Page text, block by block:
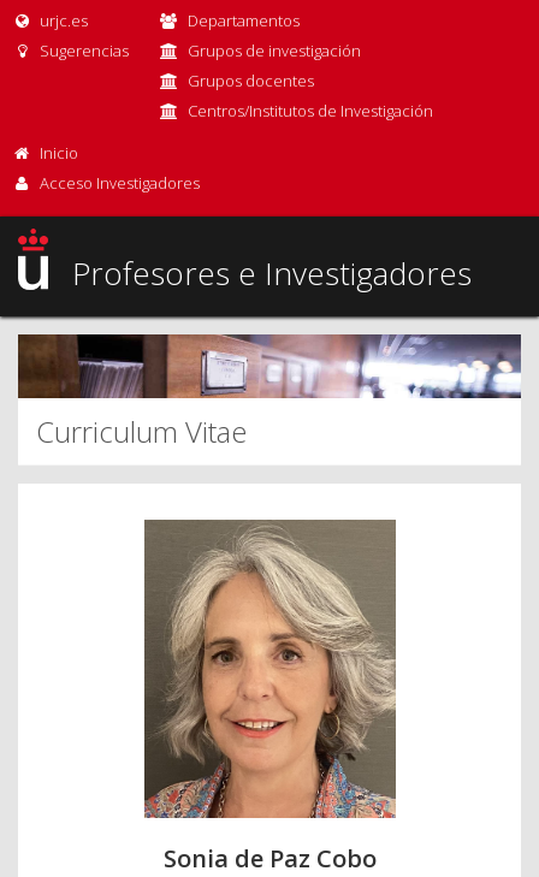
urjc.es
Sugerencias
Departamentos
Grupos de investigación
Grupos docentes
Centros/Institutos de Investigación
Inicio
Acceso Investigadores
Profesores e Investigadores
Curriculum Vitae
Sonia de Paz Cobo